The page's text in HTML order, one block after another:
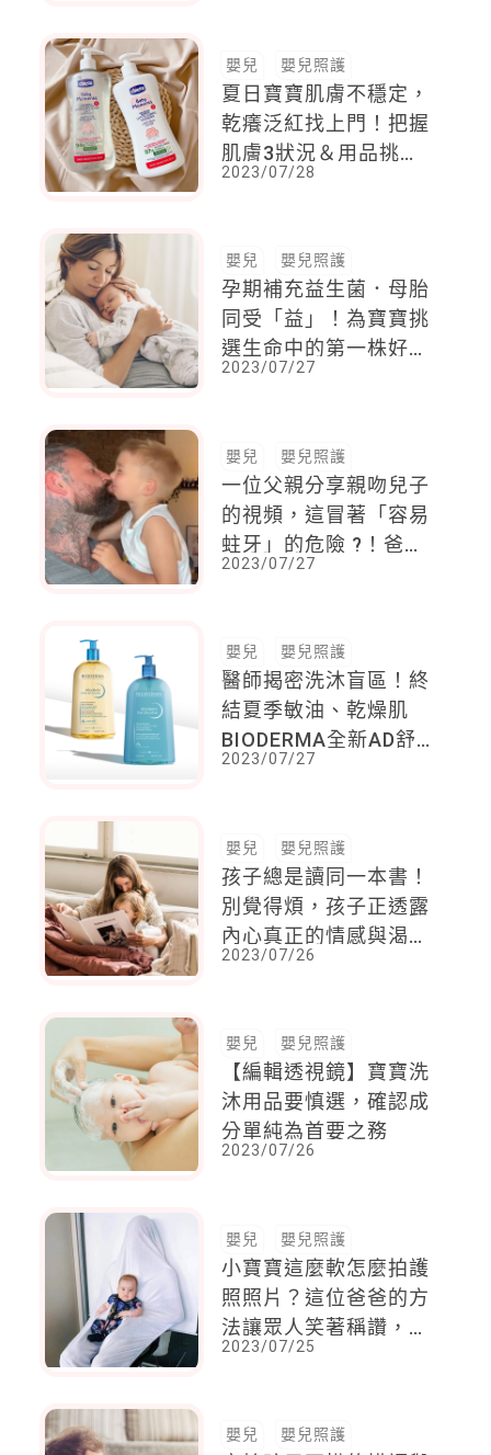
嬰兒 嬰兒照護
夏日寶寶肌膚不穩定，
乾癢泛紅找上門！把握
肌膚3狀況＆用品挑選3
原則，為寶寶打造好
2023/07/28
嬰兒 嬰兒照護
孕期補充益生菌．母胎
同受「益」！為寶寶挑
選生命中的第一株好
菌！
2023/07/27
嬰兒 嬰兒照護
一位父親分享親吻兒子
的視頻，這冒著「容易
蛀牙」的危險 ?！爸爸
霸氣回應：我會繼續對
2023/07/27
嬰兒 嬰兒照護
醫師揭密洗沐盲區！終
結夏季敏油、乾燥肌
BIODERMA全新AD舒
益系列 #B3平衡沐浴露
2023/07/27
嬰兒 嬰兒照護
孩子總是讀同一本書！
別覺得煩，孩子正透露
內心真正的情感與渴
望，諮商心理師爸爸：
2023/07/26
嬰兒 嬰兒照護
【編輯透視鏡】寶寶洗
沐用品要慎選，確認成
分單純為首要之務
2023/07/26
嬰兒 嬰兒照護
小寶寶這麼軟怎麼拍護
照照片？這位爸爸的方
法讓眾人笑著稱讚，孩
子拍護照趣事多！
2023/07/25
嬰兒 嬰兒照護